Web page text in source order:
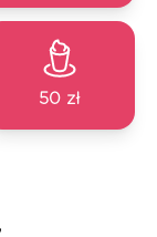
50 zł